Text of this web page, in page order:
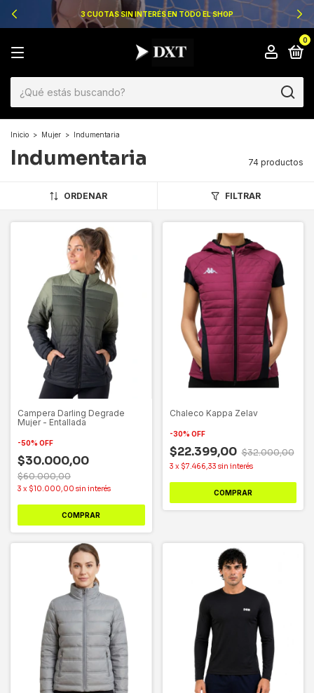
3 CUOTAS SIN INTERÉS EN TODO EL SHOP
0
Inicio > Mujer > Indumentaria
Indumentaria 74 productos
ORDENAR FILTRAR
Campera Darling Degrade
Mujer - Entallada
-50% OFF
$30.000,00
$60.000,00
3 x $10.000,00 sin interés
COMPRAR
Chaleco Kappa Zelav
-30% OFF
$22.399,00 $32.000,00
3 x $7.466,33 sin interés
COMPRAR